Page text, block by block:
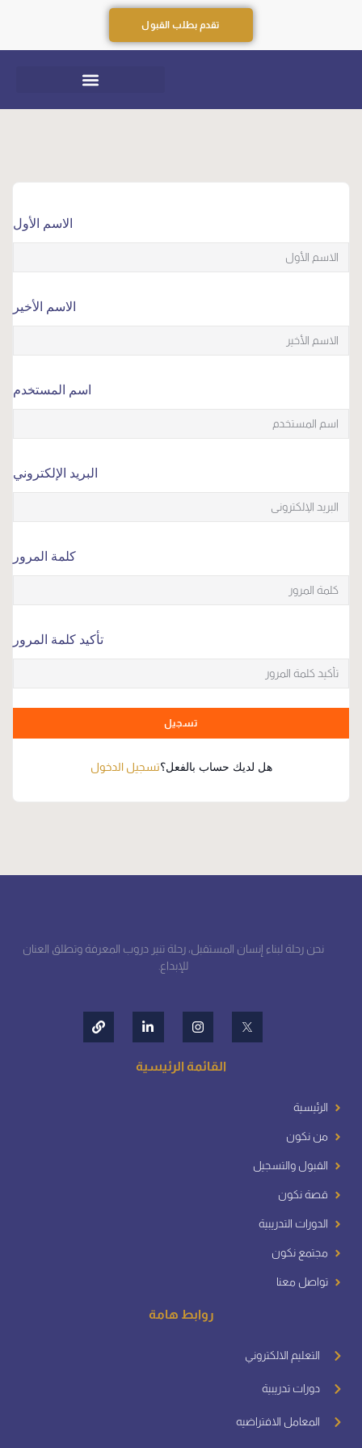
تقدم بطلب القبول
الاسم الأول
الاسم الأخير
اسم المستخدم
البريد الإلكتروني
كلمة المرور
تأكيد كلمة المرور
تسجيل
هل لديك حساب بالفعل؟تسجيل الدخول
نحن رحلة لبناء إنسان المستقبل، رحلة تنير دروب المعرفة وتطلق العنان
للإبداع.
القائمة الرئيسية
الرئيسية
من نكون
القبول والتسجيل
قصة نكون
الدورات التدريبية
مجتمع نكون
تواصل معنا
روابط هامة
التعليم الالكتروني
دورات تدريبية
المعامل الافتراضيه